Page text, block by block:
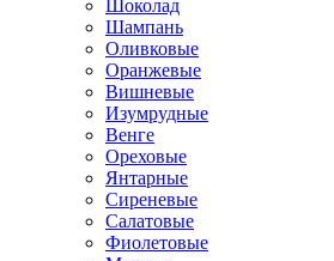
Шоколад
Шампань
Оливковые
Оранжевые
Вишневые
Изумрудные
Венге
Ореховые
Янтарные
Сиреневые
Салатовые
Фиолетовые